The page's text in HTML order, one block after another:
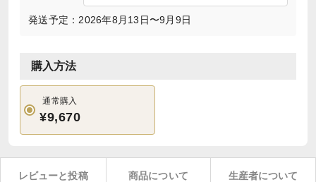
発送予定：2026年8月13日〜9月9日
購入方法
通常購入
¥9,670
レビューと投稿 商品について 生産者について